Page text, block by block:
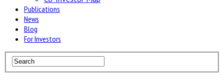
Publications
News
Blog
For Investors